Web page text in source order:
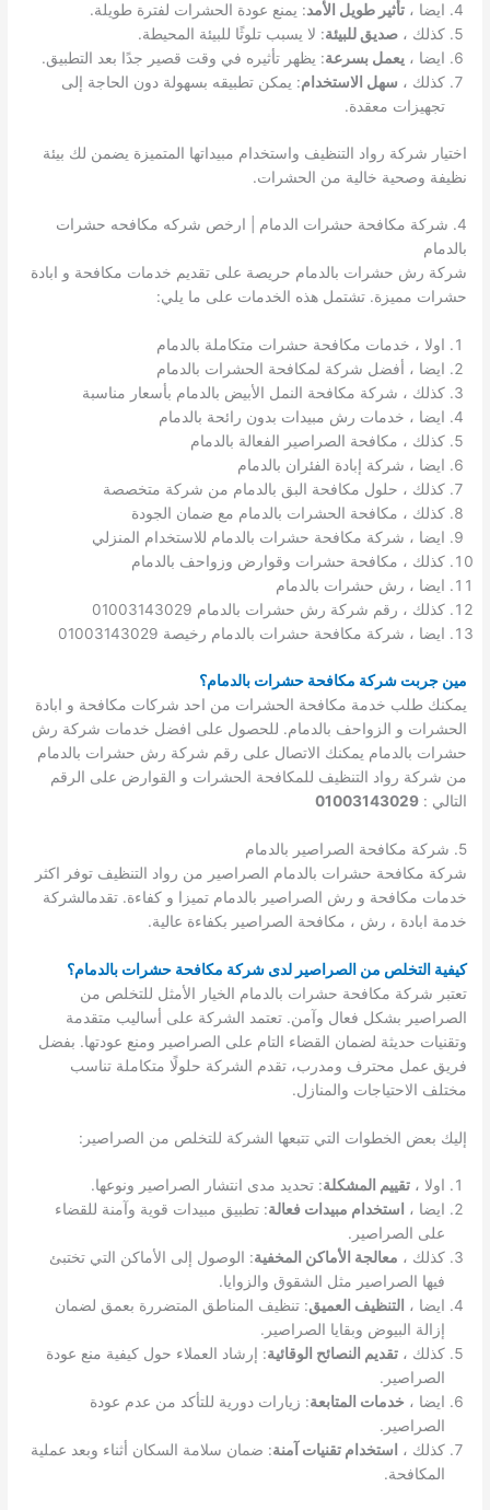
ايضا ،تأثير طويل الأمد: يمنع عودة الحشرات لفترة طويلة.
كذلك ،صديق للبيئة: لا يسبب تلوثًا للبيئة المحيطة.
ايضا ،يعمل بسرعة: يظهر تأثيره في وقت قصير جدًا بعد التطبيق.
كذلك ، سهل الاستخدام: يمكن تطبيقه بسهولة دون الحاجة إلى
تجهيزات معقدة.
اختيار شركة رواد التنظيف واستخدام مبيداتها المتميزة يضمن لك بيئة
نظيفة وصحية خالية من الحشرات.
4. شركة مكافحة حشرات الدمام | ارخص شركه مكافحه حشرات
بالدمام
شركة رش حشرات بالدمام حريصة على تقديم خدمات مكافحة و ابادة
حشرات مميزة. تشتمل هذه الخدمات على ما يلي:
اولا ، خدمات مكافحة حشرات متكاملة بالدمام
ايضا ، أفضل شركة لمكافحة الحشرات بالدمام
كذلك ، شركة مكافحة النمل الأبيض بالدمام بأسعار مناسبة
ايضا ، خدمات رش مبيدات بدون رائحة بالدمام
كذلك ، مكافحة الصراصير الفعالة بالدمام
ايضا ، شركة إبادة الفئران بالدمام
كذلك ، حلول مكافحة البق بالدمام من شركة متخصصة
كذلك ، مكافحة الحشرات بالدمام مع ضمان الجودة
ايضا ، شركة مكافحة حشرات بالدمام للاستخدام المنزلي
كذلك ، مكافحة حشرات وقوارض وزواحف بالدمام
ايضا ، رش حشرات بالدمام
كذلك ، رقم شركة رش حشرات بالدمام 01003143029
ايضا ، شركة مكافحة حشرات بالدمام رخيصة 01003143029
مين جربت شركة مكافحة حشرات بالدمام؟
يمكنك طلب خدمة مكافحة الحشرات من احد شركات مكافحة و ابادة
الحشرات و الزواحف بالدمام. للحصول على افضل خدمات شركة رش
حشرات بالدمام يمكنك الاتصال على رقم شركة رش حشرات بالدمام
من شركة رواد التنظيف للمكافحة الحشرات و القوارض على الرقم
التالي :01003143029
5. شركة مكافحة الصراصير بالدمام
شركة مكافحة حشرات بالدمام الصراصير من رواد التنظيف توفر اكثر
خدمات مكافحة و رش الصراصير بالدمام تميزا و كفاءة. تقدمالشركة
خدمة ابادة ، رش ، مكافحة الصراصير بكفاءة عالية.
كيفية التخلص من الصراصير لدى شركة مكافحة حشرات بالدمام؟
تعتبر شركة مكافحة حشرات بالدمام الخيار الأمثل للتخلص من
الصراصير بشكل فعال وآمن. تعتمد الشركة على أساليب متقدمة
وتقنيات حديثة لضمان القضاء التام على الصراصير ومنع عودتها. بفضل
فريق عمل محترف ومدرب، تقدم الشركة حلولًا متكاملة تناسب
مختلف الاحتياجات والمنازل.
إليك بعض الخطوات التي تتبعها الشركة للتخلص من الصراصير:
اولا ،تقييم المشكلة: تحديد مدى انتشار الصراصير ونوعها.
ايضا ،
استخدام مبيدات فعالة: تطبيق مبيدات قوية وآمنة للقضاء
على الصراصير.
كذلك ، معالجة الأماكن المخفية: الوصول إلى الأماكن التي تختبئ
فيها الصراصير مثل الشقوق والزوايا.
ايضا ، التنظيف العميق: تنظيف المناطق المتضررة بعمق لضمان
إزالة البيوض وبقايا الصراصير.
كذلك ،تقديم النصائح الوقائية: إرشاد العملاء حول كيفية منع عودة
الصراصير.
ايضا ، خدمات المتابعة: زيارات دورية للتأكد من عدم عودة
الصراصير.
كذلك ،
استخدام تقنيات آمنة: ضمان سلامة السكان أثناء وبعد عملية
المكافحة.